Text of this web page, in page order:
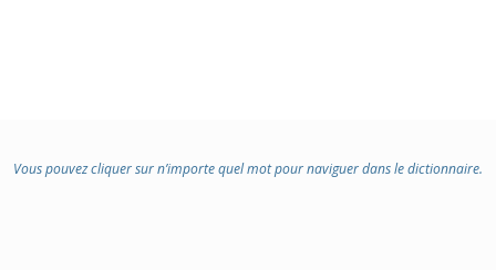
Vous pouvez cliquer sur n’importe quel mot pour naviguer dans le dictionnaire.